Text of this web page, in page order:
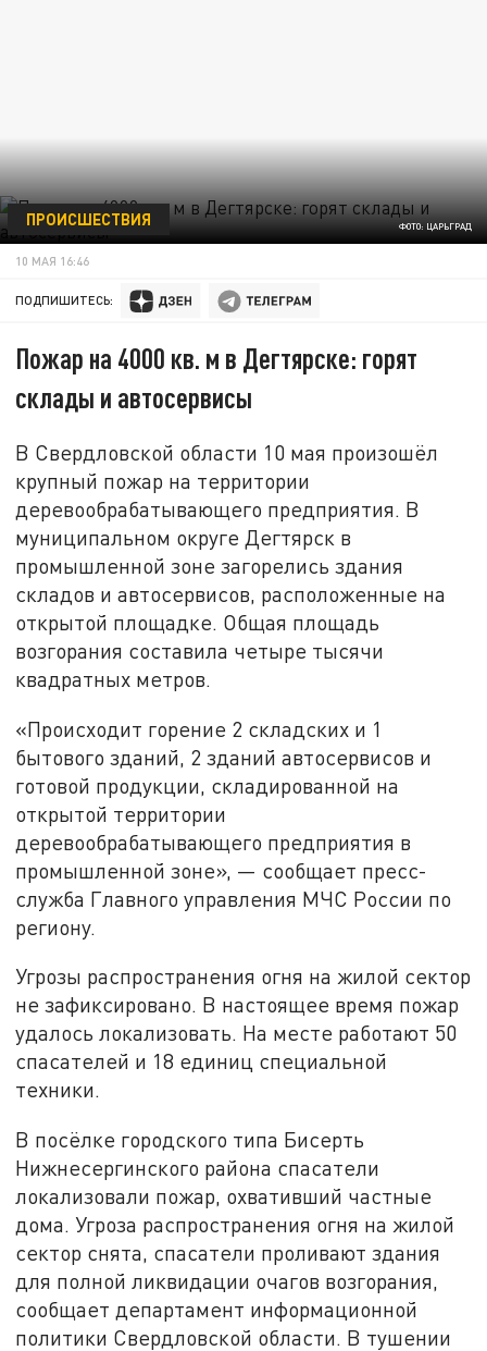
ФОТО: ЦАРЬГРАД
ПРОИСШЕСТВИЯ
10 МАЯ 16:46
ПОДПИШИТЕСЬ:
Пожар на 4000 кв. м в Дегтярске: горят
склады и автосервисы
В Свердловской области 10 мая произошёл
крупный пожар на территории
деревообрабатывающего предприятия. В
муниципальном округе Дегтярск в
промышленной зоне загорелись здания
складов и автосервисов, расположенные на
открытой площадке. Общая площадь
возгорания составила четыре тысячи
квадратных метров.
«Происходит горение 2 складских и 1
бытового зданий, 2 зданий автосервисов и
готовой продукции, складированной на
открытой территории
деревообрабатывающего предприятия в
промышленной зоне», — сообщает пресс-
служба Главного управления МЧС России по
региону.
Угрозы распространения огня на жилой сектор
не зафиксировано. В настоящее время пожар
удалось локализовать. На месте работают 50
спасателей и 18 единиц специальной
техники.
В посёлке городского типа Бисерть
Нижнесергинского района спасатели
локализовали пожар, охвативший частные
дома. Угроза распространения огня на жилой
сектор снята, спасатели проливают здания
для полной ликвидации очагов возгорания,
сообщает департамент информационной
политики Свердловской области. В тушении